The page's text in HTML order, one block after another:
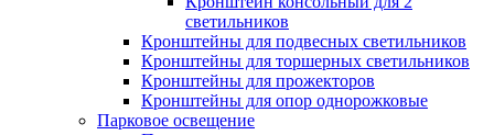
светильников
Кронштейны для подвесных светильников
Кронштейны для торшерных светильников
Кронштейны для прожекторов
Кронштейны для опор однорожковые
Парковое освещение